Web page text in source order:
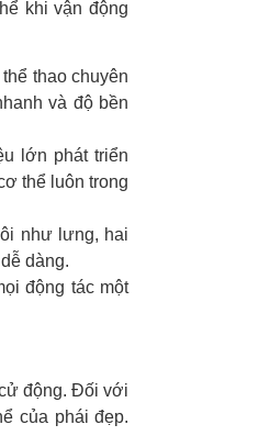
khi vận động
thao chuyên
và độ bền
lớn phát triển
thể luôn trong
như lưng, hai
dàng.
động tác một
động. Đối với
của phái đẹp.